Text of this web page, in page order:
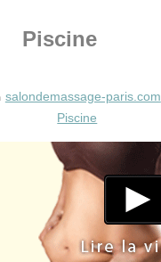
Piscine
salondemassage-paris.com
Piscine